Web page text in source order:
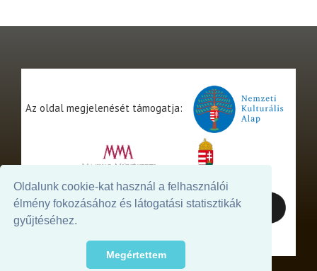
Oldalunk cookie-kat használ a felhasználói
élmény fokozásához és látogatási statisztikák
gyűjtéséhez.
Megértettem
Az oldal megjelenését támogatja: